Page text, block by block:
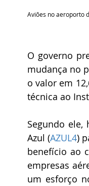
Aviões no aeroporto
O governo
mudança no
o valor em
técnica ao
Segundo ele,
Azul (AZUL4)
benefício ao
empresas
um esforço